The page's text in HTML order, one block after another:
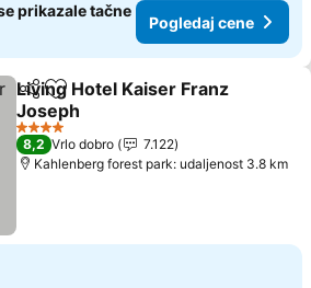
prikazale tačne
Pogledaj cene
Deli Dodati u favorite
Living Hotel Kaiser Franz
Joseph
Pogledaj cene
4 Zvezdice
8,2 Vrlo dobro
7.122
Kahlenberg forest park: udaljenost 3.8 km